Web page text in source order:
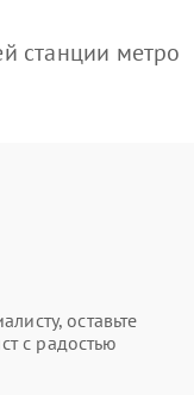
станции метро
оставьте
с радостью